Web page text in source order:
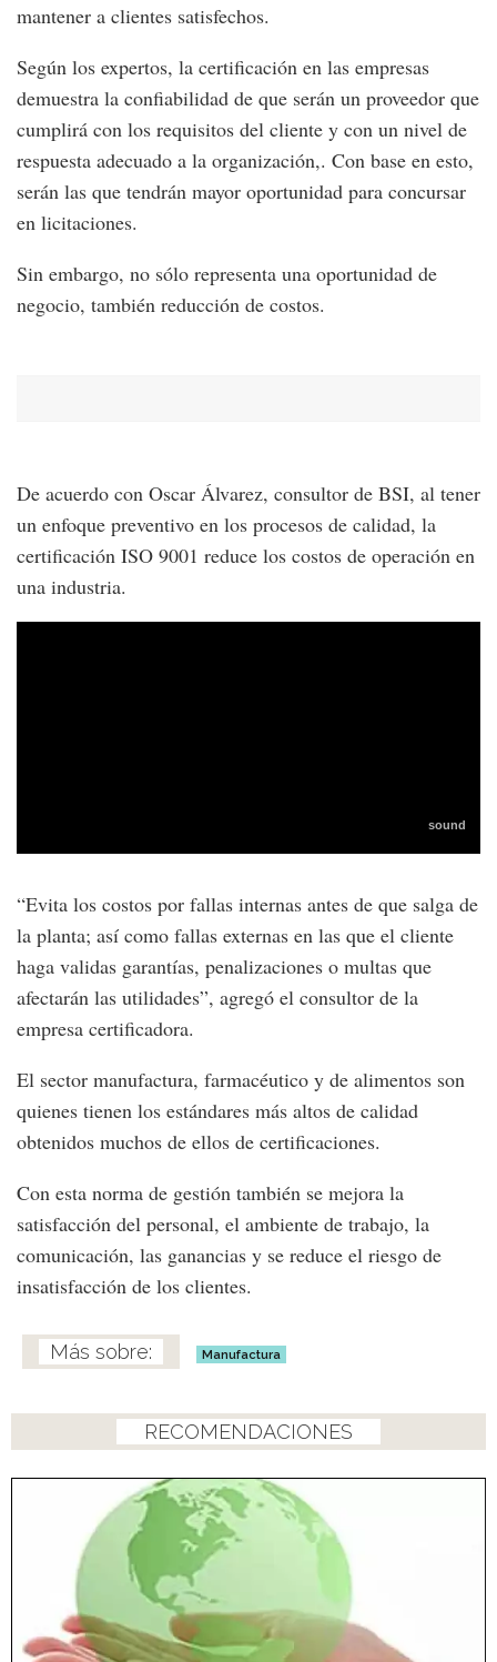
mantener a clientes satisfechos.
Según los expertos, la certificación en las empresas
demuestra la confiabilidad de que serán un proveedor que
cumplirá con los requisitos del cliente y con un nivel de
respuesta adecuado a la organización,. Con base en esto,
serán las que tendrán mayor oportunidad para concursar
en licitaciones.
Sin embargo, no sólo representa una oportunidad de
negocio, también reducción de costos.
De acuerdo con Oscar Álvarez, consultor de BSI, al tener
un enfoque preventivo en los procesos de calidad, la
certificación ISO 9001 reduce los costos de operación en
una industria.
“Evita los costos por fallas internas antes de que salga de
la planta; así como fallas externas en las que el cliente
haga validas garantías, penalizaciones o multas que
afectarán las utilidades”, agregó el consultor de la
empresa certificadora.
El sector manufactura, farmacéutico y de alimentos son
quienes tienen los estándares más altos de calidad
obtenidos muchos de ellos de certificaciones.
Con esta norma de gestión también se mejora la
satisfacción del personal, el ambiente de trabajo, la
comunicación, las ganancias y se reduce el riesgo de
insatisfacción de los clientes.
Manufactura
RECOMENDACIONES